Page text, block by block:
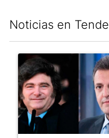
Noticias en
Un artículo de